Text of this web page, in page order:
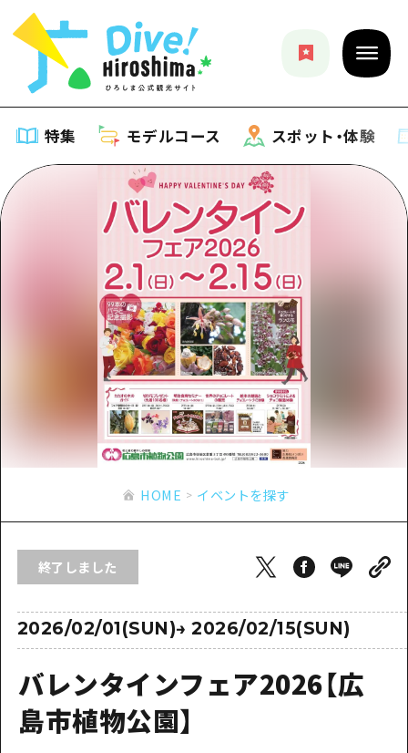
特集 モデルコース スポット・体験
特集
特集一覧
おすすめ
アート
イベント・祭り
グルメ・酒
サイクリング
ナイトライフ
世界遺産
学び・体験
歴史・文化
癒し
モデルコース
モデルコース一覧
Dive! Hiroshima 公式ガイド
広島もしもトラベル
あたらしい非日常
広島市周辺
安芸
備後
宮島周辺
山口県東部
弾丸
スポット・体験
スポット・体験一覧
広島市周辺
安芸
備北
宮島周辺
山口県東部
愛媛県
島根県
イベント
旬情報
お役立ち情報
アクセス
二次交通まとめ
施設の混雑状況のお知らせ
手荷物預かり・配送サービス
広島おもてなしパス
HOME
お問い合わせ
事業者・学校関係者の皆さま
HOME イベントを探す
終了しました
2026/02/01(SUN)→2026/02/15(SUN)
バレンタインフェア2026【広
島市植物公園】